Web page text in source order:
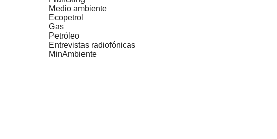
Medio ambiente
Ecopetrol
Gas
Petróleo
Entrevistas radiofónicas
MinAmbiente